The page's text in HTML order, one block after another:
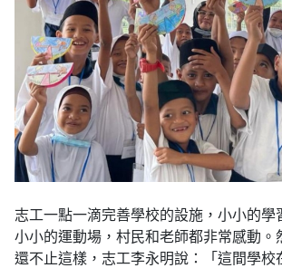
志工一點一滴完善學校的設施，小小的學
小小的運動場，村民和老師都非常感動。
還不止這樣，志工李永明說：「這間學校